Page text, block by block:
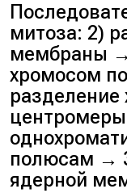
митоза: 2)
мембраны
хромосом
разделение
полюсам →
ядерной